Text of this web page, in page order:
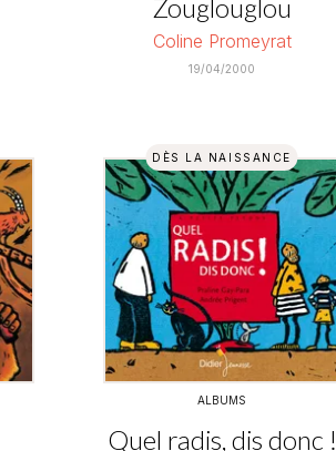
Zouglouglou
Coline Promeyrat
19/04/2000
DÈS LA NAISSANCE
ALBUMS
Quel radis, dis donc !